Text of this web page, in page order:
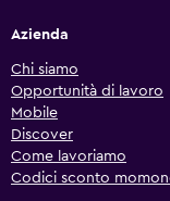
Azienda
Chi siamo
Opportunità di lavoro
Mobile
Discover
Come lavoriamo
Codici sconto